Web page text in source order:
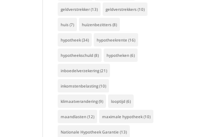
geldverstrekker(13) geldverstrekkers(10)
huis(7) huizenbezitters(8)
hypotheek(34) hypotheekrente (16)
hypotheekschuld(8) hypotheken(6)
inboedelverzekering(21)
inkomstenbelasting(10)
klimaatverandering(9) looptijd(6)
maandlasten(12) maximale hypotheek(10)
Nationale Hypotheek Garantie (13)